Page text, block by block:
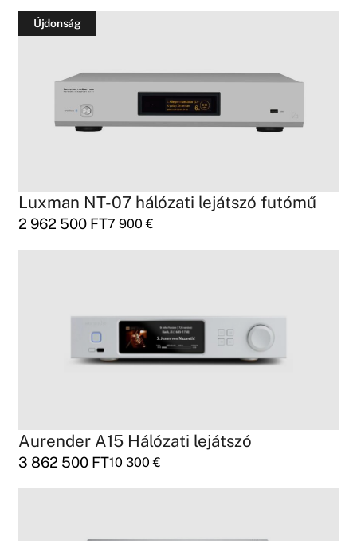
Újdonság
Luxman NT-07 hálózati lejátszó futómű
2 962 500 FT7 900€
Aurender A15 Hálózati lejátszó
3 862 500 FT10 300€